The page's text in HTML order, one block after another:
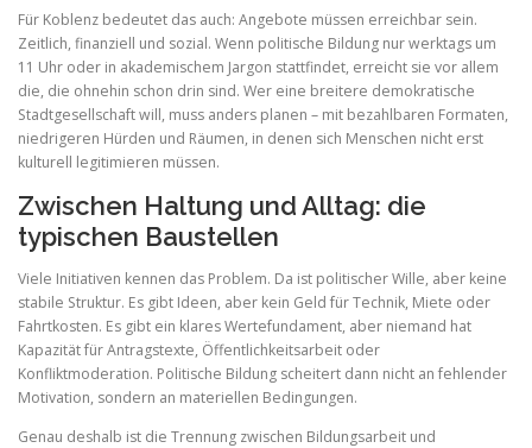
Für Koblenz bedeutet das auch: Angebote müssen erreichbar sein.
Zeitlich, finanziell und sozial. Wenn politische Bildung nur werktags um
11 Uhr oder in akademischem Jargon stattfindet, erreicht sie vor allem
die, die ohnehin schon drin sind. Wer eine breitere demokratische
Stadtgesellschaft will, muss anders planen – mit bezahlbaren Formaten,
niedrigeren Hürden und Räumen, in denen sich Menschen nicht erst
kulturell legitimieren müssen.
Zwischen Haltung und Alltag: die
typischen Baustellen
Viele Initiativen kennen das Problem. Da ist politischer Wille, aber keine
stabile Struktur. Es gibt Ideen, aber kein Geld für Technik, Miete oder
Fahrtkosten. Es gibt ein klares Wertefundament, aber niemand hat
Kapazität für Antragstexte, Öffentlichkeitsarbeit oder
Konfliktmoderation. Politische Bildung scheitert dann nicht an fehlender
Motivation, sondern an materiellen Bedingungen.
Genau deshalb ist die Trennung zwischen Bildungsarbeit und